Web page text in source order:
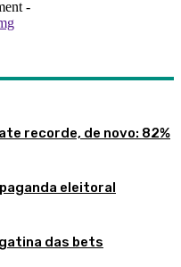
-
recorde, de novo: 82%
eleitoral
das bets